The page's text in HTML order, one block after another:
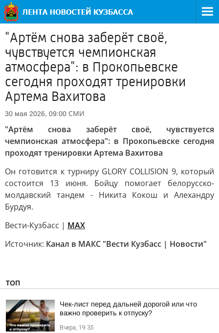
"Артём снова заберёт своё,
чувствуется чемпионская
атмосфера": в Прокопьевске
сегодня проходят тренировки
Артема Вахитова
30 мая 2026, 09:00 СМИ
"Артём снова заберёт своё, чувствуется
чемпионская атмосфера": в Прокопьевске сегодня
проходят тренировки Артема Вахитова
Он готовится к турниру GLORY COLLISION 9, который
состоится 13 июня. Бойцу помогает белорусско-
молдавский тандем - Никита Кокош и Алехандру
Бурдуя.
Вести-Кузбасс | MAX
Источник: Канал в МАКС "Вести Кузбасс | Новости"
ТОП
Чек-лист перед дальней дорогой или что
важно проверить к отпуску?
Вчера, 19:35